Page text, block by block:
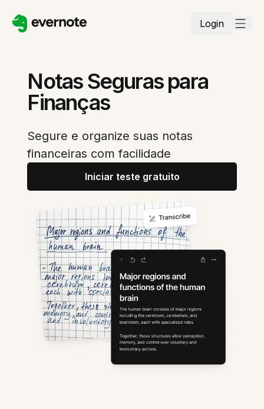
Login
Notas Seguras para
Finanças
Segure e organize suas notas
financeiras com facilidade
Iniciar teste gratuito